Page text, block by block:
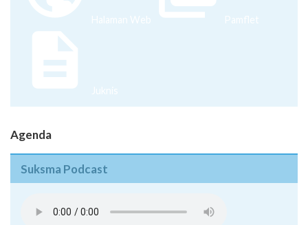
Halaman Web Pamflet
Juknis
Agenda
Suksma Podcast